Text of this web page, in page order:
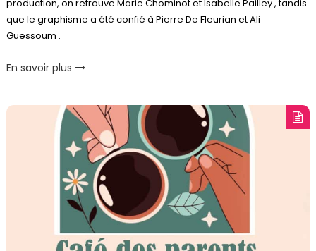
production, on retrouve Marie Chominot et Isabelle Pailley , tandis
que le graphisme a été confié à Pierre De Fleurian et Ali
Guessoum .
En savoir plus